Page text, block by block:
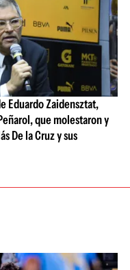
Eduardo Zaidensztat,
que molestaron y
De la Cruz y sus